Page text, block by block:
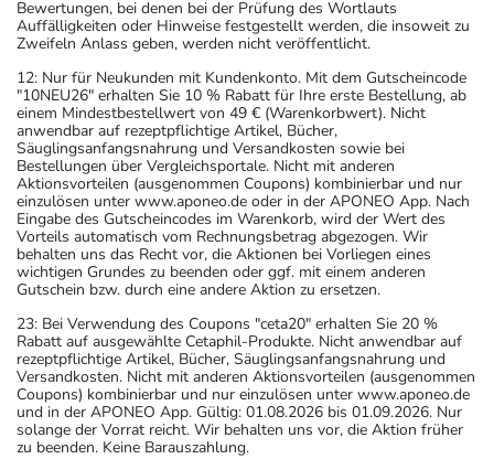
Bewertungen, bei denen bei der Prüfung des Wortlauts
Auffälligkeiten oder Hinweise festgestellt werden, die insoweit zu
Zweifeln Anlass geben, werden nicht veröffentlicht.
12: Nur für Neukunden mit Kundenkonto. Mit dem Gutscheincode
"10NEU26" erhalten Sie 10 % Rabatt für Ihre erste Bestellung, ab
einem Mindestbestellwert von 49 € (Warenkorbwert). Nicht
anwendbar auf rezeptpflichtige Artikel, Bücher,
Säuglingsanfangsnahrung und Versandkosten sowie bei
Bestellungen über Vergleichsportale. Nicht mit anderen
Aktionsvorteilen (ausgenommen Coupons) kombinierbar und nur
einzulösen unter www.aponeo.de oder in der APONEO App. Nach
Eingabe des Gutscheincodes im Warenkorb, wird der Wert des
Vorteils automatisch vom Rechnungsbetrag abgezogen. Wir
behalten uns das Recht vor, die Aktionen bei Vorliegen eines
wichtigen Grundes zu beenden oder ggf. mit einem anderen
Gutschein bzw. durch eine andere Aktion zu ersetzen.
23: Bei Verwendung des Coupons "ceta20" erhalten Sie 20 %
Rabatt auf ausgewählte Cetaphil-Produkte. Nicht anwendbar auf
rezeptpflichtige Artikel, Bücher, Säuglingsanfangsnahrung und
Versandkosten. Nicht mit anderen Aktionsvorteilen (ausgenommen
Coupons) kombinierbar und nur einzulösen unter www.aponeo.de
und in der APONEO App. Gültig: 01.08.2026 bis 01.09.2026. Nur
solange der Vorrat reicht. Wir behalten uns vor, die Aktion früher
zu beenden. Keine Barauszahlung.